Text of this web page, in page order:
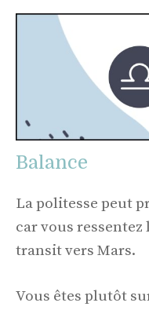
Balance
La politesse peut
car vous ressentez
transit vers Mars.
Vous êtes plutôt